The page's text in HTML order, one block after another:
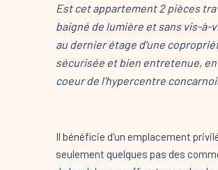
Est cet appartement 2 pièces
baigné de lumière et sans vis-à-
au dernier étage d'une
sécurisée et bien entretenue,
coeur de l'hypercentre
Il bénéficie d'un emplacement
seulement quelques pas des